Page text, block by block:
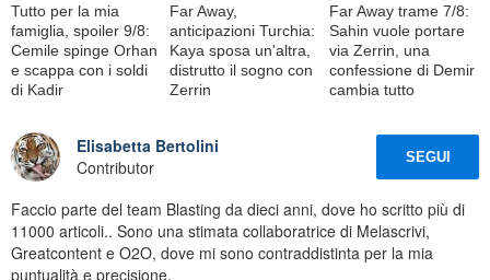
Tutto per la mia
famiglia, spoiler 9/8:
Cemile spinge Orhan
e scappa con i soldi
di Kadir
Far Away,
anticipazioni Turchia:
Kaya sposa un'altra,
distrutto il sogno con
Zerrin
Far Away trame 7/8:
Sahin vuole portare
via Zerrin, una
confessione di Demir
cambia tutto
Elisabetta Bertolini
Contributor
SEGUI
Faccio parte del team Blasting da dieci anni, dove ho scritto più di
11000 articoli.. Sono una stimata collaboratrice di Melascrivi,
Greatcontent e O2O, dove mi sono contraddistinta per la mia
puntualità e precisione.